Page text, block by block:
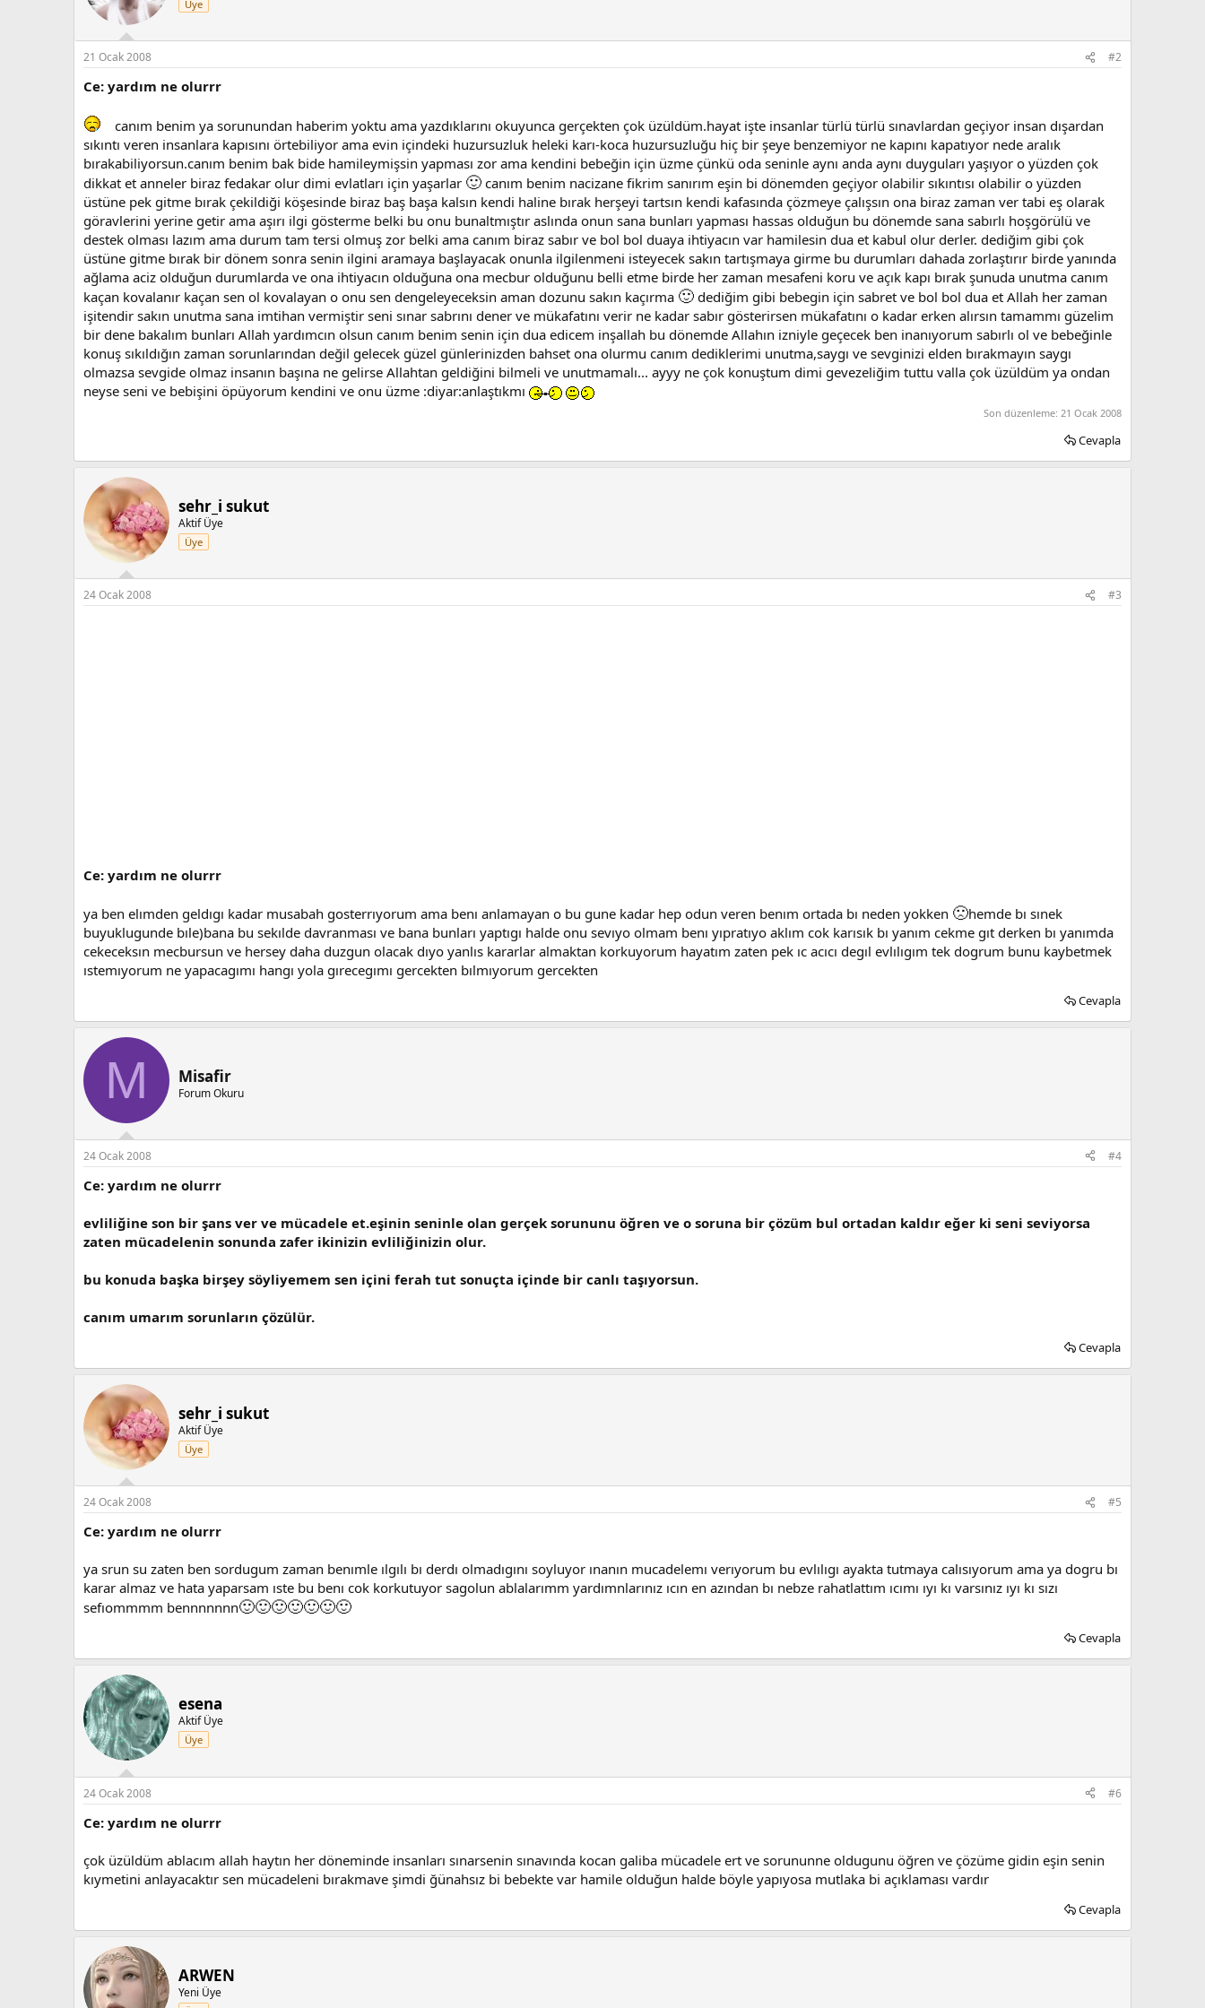
Üye
21 Ocak 2008 #2
Ce: yardım ne olurrr
canım benim ya sorunundan haberim yoktu ama yazdıklarını okuyunca gerçekten çok üzüldüm.hayat işte insanlar türlü türlü sınavlardan geçiyor insan dışardan
sıkıntı veren insanlara kapısını örtebiliyor ama evin içindeki huzursuzluk heleki karı-koca huzursuzluğu hiç bir şeye benzemiyor ne kapını kapatıyor nede aralık
bırakabiliyorsun.canım benim bak bide hamileymişsin yapması zor ama kendini bebeğin için üzme çünkü oda seninle aynı anda aynı duyguları yaşıyor o yüzden çok
dikkat et anneler biraz fedakar olur dimi evlatları için yaşarlar 🙂 canım benim nacizane fikrim sanırım eşin bi dönemden geçiyor olabilir sıkıntısı olabilir o yüzden
üstüne pek gitme bırak çekildiği köşesinde biraz baş başa kalsın kendi haline bırak herşeyi tartsın kendi kafasında çözmeye çalışsın ona biraz zaman ver tabi eş olarak
göravlerini yerine getir ama aşırı ilgi gösterme belki bu onu bunaltmıştır aslında onun sana bunları yapması hassas olduğun bu dönemde sana sabırlı hoşgörülü ve
destek olması lazım ama durum tam tersi olmuş zor belki ama canım biraz sabır ve bol bol duaya ihtiyacın var hamilesin dua et kabul olur derler. dediğim gibi çok
üstüne gitme bırak bir dönem sonra senin ilgini aramaya başlayacak onunla ilgilenmeni isteyecek sakın tartışmaya girme bu durumları dahada zorlaştırır birde yanında
ağlama aciz olduğun durumlarda ve ona ihtiyacın olduğuna ona mecbur olduğunu belli etme birde her zaman mesafeni koru ve açık kapı bırak şunuda unutma canım
kaçan kovalanır kaçan sen ol kovalayan o onu sen dengeleyeceksin aman dozunu sakın kaçırma 🙂 dediğim gibi bebegin için sabret ve bol bol dua et Allah her zaman
işitendir sakın unutma sana imtihan vermiştir seni sınar sabrını dener ve mükafatını verir ne kadar sabır gösterirsen mükafatını o kadar erken alırsın tamammı güzelim
bir dene bakalım bunları Allah yardımcın olsun canım benim senin için dua edicem inşallah bu dönemde Allahın izniyle geçecek ben inanıyorum sabırlı ol ve bebeğinle
konuş sıkıldığın zaman sorunlarından değil gelecek güzel günlerinizden bahset ona olurmu canım dediklerimi unutma,saygı ve sevginizi elden bırakmayın saygı
olmazsa sevgide olmaz insanın başına ne gelirse Allahtan geldiğini bilmeli ve unutmamalı... ayyy ne çok konuştum dimi gevezeliğim tuttu valla çok üzüldüm ya ondan
neyse seni ve bebişini öpüyorum kendini ve onu üzme :diyar:anlaştıkmı
Son düzenleme: 21 Ocak 2008
Cevapla
sehr_i sukut
Aktif Üye
Üye
24 Ocak 2008 #3
Ce: yardım ne olurrr
ya ben elımden geldıgı kadar musabah gosterrıyorum ama benı anlamayan o bu gune kadar hep odun veren benım ortada bı neden yokken 🙁hemde bı sınek
buyuklugunde bıle)bana bu sekılde davranması ve bana bunları yaptıgı halde onu sevıyo olmam benı yıpratıyo aklım cok karısık bı yanım cekme gıt derken bı yanımda
cekeceksın mecbursun ve hersey daha duzgun olacak dıyo yanlıs kararlar almaktan korkuyorum hayatım zaten pek ıc acıcı degıl evlılıgım tek dogrum bunu kaybetmek
ıstemıyorum ne yapacagımı hangı yola gırecegımı gercekten bılmıyorum gercekten
Cevapla
M Misafir
Forum Okuru
24 Ocak 2008 #4
Ce: yardım ne olurrr
evliliğine son bir şans ver ve mücadele et.eşinin seninle olan gerçek sorununu öğren ve o soruna bir çözüm bul ortadan kaldır eğer ki seni seviyorsa
zaten mücadelenin sonunda zafer ikinizin evliliğinizin olur.
bu konuda başka birşey söyliyemem sen içini ferah tut sonuçta içinde bir canlı taşıyorsun.
canım umarım sorunların çözülür.
Cevapla
sehr_i sukut
Aktif Üye
Üye
24 Ocak 2008 #5
Ce: yardım ne olurrr
ya srun su zaten ben sordugum zaman benımle ılgılı bı derdı olmadıgını soyluyor ınanın mucadelemı verıyorum bu evlılıgı ayakta tutmaya calısıyorum ama ya dogru bı
karar almaz ve hata yaparsam ıste bu benı cok korkutuyor sagolun ablalarımm yardımnlarınız ıcın en azından bı nebze rahatlattım ıcımı ıyı kı varsınız ıyı kı sızı
sefıommmm bennnnnnn🙂🙂🙂🙂🙂🙂🙂
Cevapla
esena
Aktif Üye
Üye
24 Ocak 2008 #6
Ce: yardım ne olurrr
çok üzüldüm ablacım allah haytın her döneminde insanları sınarsenin sınavında kocan galiba mücadele ert ve sorununne oldugunu öğren ve çözüme gidin eşin senin
kıymetini anlayacaktır sen mücadeleni bırakmave şimdi ğünahsız bi bebekte var hamile olduğun halde böyle yapıyosa mutlaka bi açıklaması vardır
Cevapla
ARWEN
Yeni Üye